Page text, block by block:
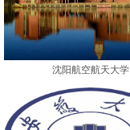
沈阳航空航天大学